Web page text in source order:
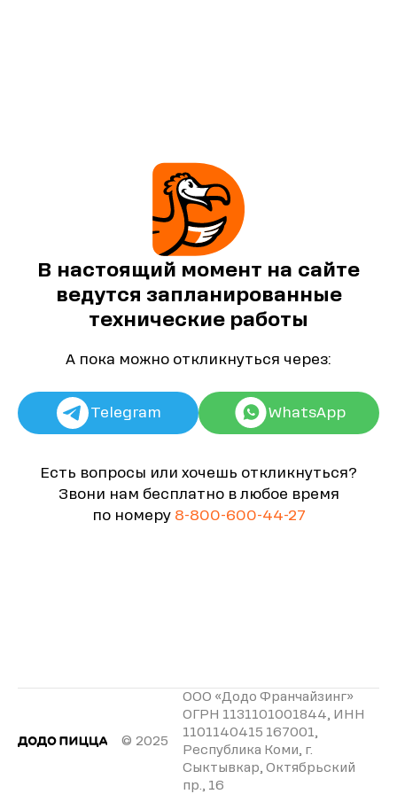
В настоящий момент на сайте
ведутся запланированные
технические работы
А пока можно откликнуться через:
Telegram WhatsApp
Есть вопросы или хочешь откликнуться?
Звони нам бесплатно в любое время
по номеру 8-800-600-44-27
© 2025
ООО «Додо Франчайзинг»
ОГРН 1131101001844, ИНН
1101140415 167001,
Республика Коми, г.
Сыктывкар, Октябрьский
пр., 16